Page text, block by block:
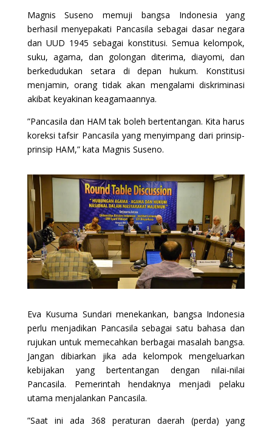
Magnis Suseno memuji bangsa Indonesia yang
berhasil menyepakati Pancasila sebagai dasar negara
dan UUD 1945 sebagai konstitusi. Semua kelompok,
suku, agama, dan golongan diterima, diayomi, dan
berkedudukan setara di depan hukum. Konstitusi
menjamin, orang tidak akan mengalami diskriminasi
akibat keyakinan keagamaannya.
”Pancasila dan HAM tak boleh bertentangan. Kita harus
koreksi tafsir Pancasila yang menyimpang dari prinsip-
prinsip HAM,” kata Magnis Suseno.
Eva Kusuma Sundari menekankan, bangsa Indonesia
perlu menjadikan Pancasila sebagai satu bahasa dan
rujukan untuk memecahkan berbagai masalah bangsa.
Jangan dibiarkan jika ada kelompok mengeluarkan
kebijakan yang bertentangan dengan nilai-nilai
Pancasila. Pemerintah hendaknya menjadi pelaku
utama menjalankan Pancasila.
”Saat ini ada 368 peraturan daerah (perda) yang